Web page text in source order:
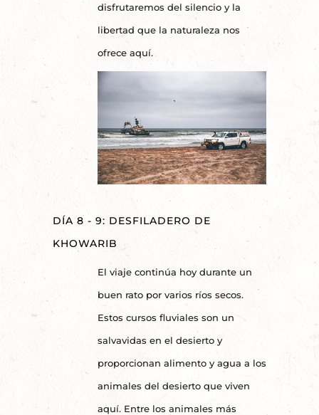
disfrutaremos del silencio y la
libertad que la naturaleza nos
ofrece aquí.
DÍA 8 - 9: DESFILADERO DE
KHOWARIB
El viaje continúa hoy durante un
buen rato por varios ríos secos.
Estos cursos fluviales son un
salvavidas en el desierto y
proporcionan alimento y agua a los
animales del desierto que viven
aquí. Entre los animales más